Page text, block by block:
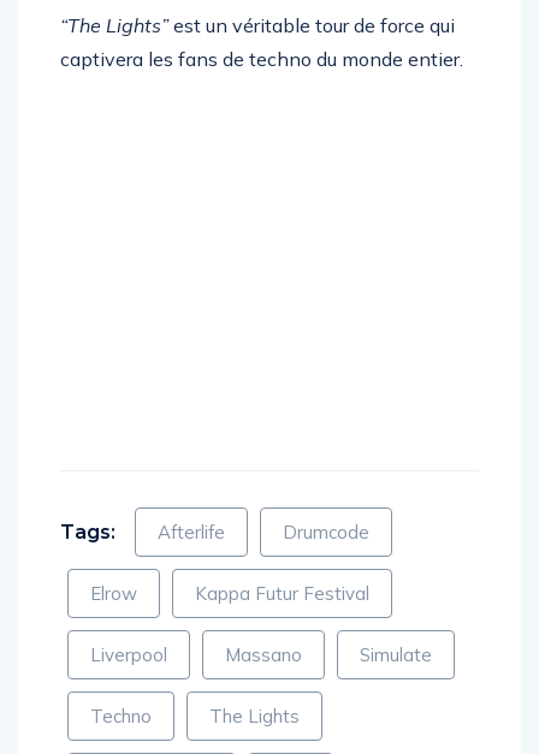
“The Lights”est un véritable tour de force qui
Afterlife Drumcode
Elrow Kappa Futur Festival
Liverpool Massano Simulate
Techno The Lights